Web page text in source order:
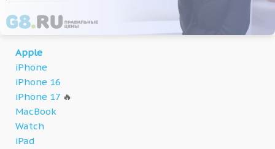
Apple
iPhone
iPhone 16
iPhone 17 🔥
MacBook
Watch
iPad